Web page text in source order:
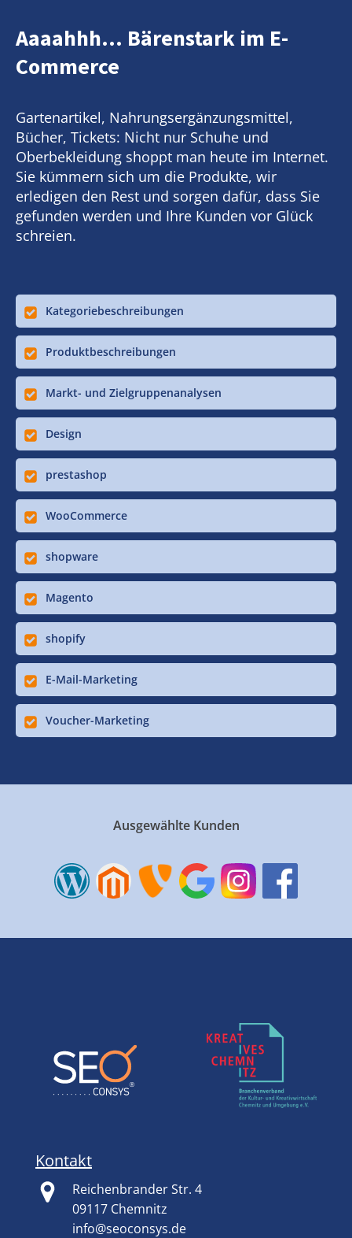
Aaaahhh... Bärenstark im E-
Commerce
Gartenartikel, Nahrungsergänzungsmittel,
Bücher, Tickets: Nicht nur Schuhe und
Oberbekleidung shoppt man heute im Internet.
Sie kümmern sich um die Produkte, wir
erledigen den Rest und sorgen dafür, dass Sie
gefunden werden und Ihre Kunden vor Glück
schreien.
Kategoriebeschreibungen
Produktbeschreibungen
Markt- und Zielgruppenanalysen
Design
prestashop
WooCommerce
shopware
Magento
shopify
E-Mail-Marketing
Voucher-Marketing
Ausgewählte Kunden
Kontakt
Reichenbrander Str. 4
09117 Chemnitz
info@seoconsys.de